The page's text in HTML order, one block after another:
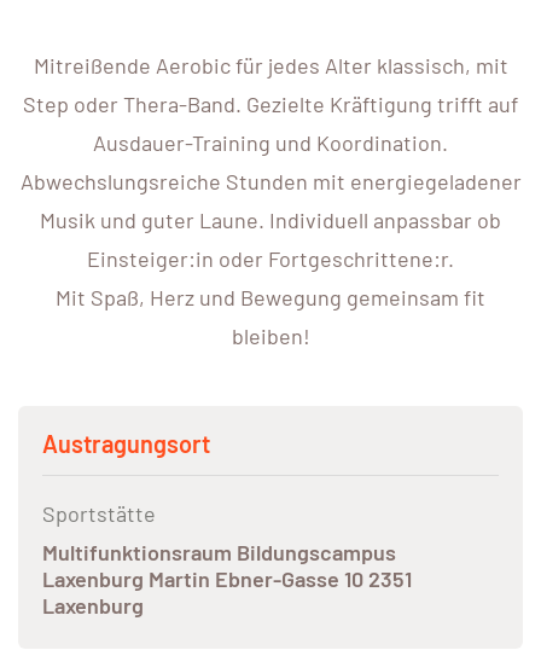
Mitreißende Aerobic für jedes Alter klassisch, mit
Step oder Thera-Band. Gezielte Kräftigung trifft auf
Ausdauer-Training und Koordination.
Abwechslungsreiche Stunden mit energiegeladener
Musik und guter Laune. Individuell anpassbar ob
Einsteiger:in oder Fortgeschrittene:r.
Mit Spaß, Herz und Bewegung gemeinsam fit
bleiben!
Austragungsort
Sportstätte
Multifunktionsraum Bildungscampus
Laxenburg Martin Ebner-Gasse 10 2351
Laxenburg